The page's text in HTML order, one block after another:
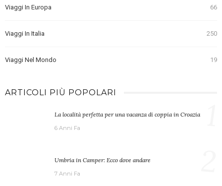
Viaggi In Europa 66
Viaggi In Italia 250
Viaggi Nel Mondo 19
ARTICOLI PIÙ POPOLARI
La località perfetta per una vacanza di coppia in Croazia
6 Anni Fa
Umbria in Camper: Ecco dove andare
7 Anni Fa